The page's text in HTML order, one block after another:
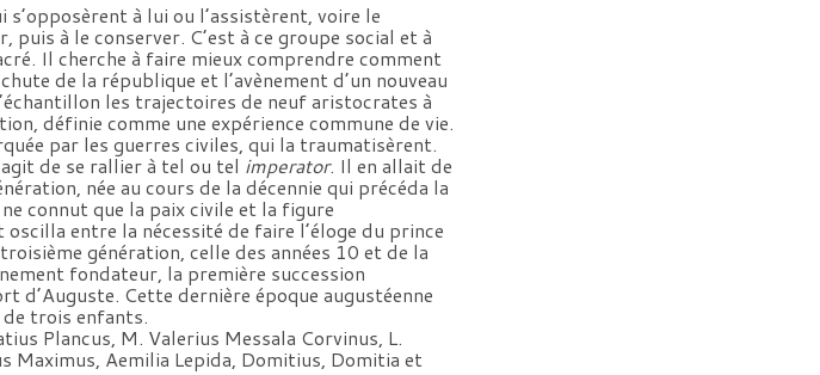
à lui ou l’assistèrent, voire le
à le conserver. C’est à ce groupe social et à
Il cherche à faire mieux comprendre comment
de la république et l’avènement d’un nouveau
les trajectoires de neuf aristocrates à
définie comme une expérience commune de vie.
par les guerres civiles, qui la traumatisèrent.
de se rallier à tel ou tel imperator. Il en allait de
née au cours de la décennie qui précéda la
connut que la paix civile et la figure
entre la nécessité de faire l’éloge du prince
génération, celle des années 10 et de la
fondateur, la première succession
d’Auguste. Cette dernière époque augustéenne
trois enfants.
Plancus, M. Valerius Messala Corvinus, L.
Maximus, Aemilia Lepida, Domitius, Domitia et